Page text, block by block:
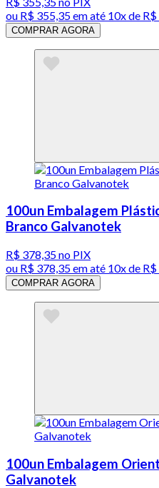
ou R$ 355,35em até 10x de
COMPRAR AGORA
100un Embalagem
Branco Galvanotek
R$ 378,35no PIX
ou R$ 378,35em até 10x de
COMPRAR AGORA
100un Embalagem
Galvanotek